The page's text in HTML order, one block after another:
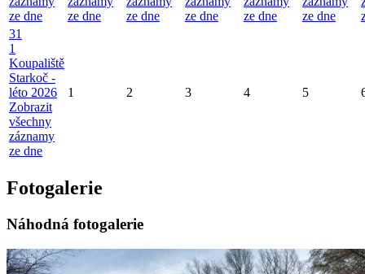
ze dne
ze dne
ze dne
ze dne
ze dne
ze dne
31
1
Koupaliště
Starkoč -
léto 2026
Zobrazit
všechny
záznamy
ze dne
1 2 3 4 5
Fotogalerie
Náhodná fotogalerie